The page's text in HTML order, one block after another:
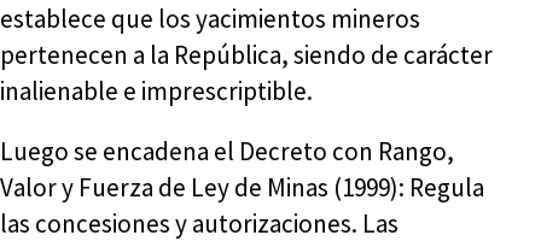
establece que los yacimientos mineros
pertenecen a la República, siendo de carácter
inalienable e imprescriptible.
Luego se encadena el Decreto con Rango,
Valor y Fuerza de Ley de Minas (1999): Regula
las concesiones y autorizaciones. Las